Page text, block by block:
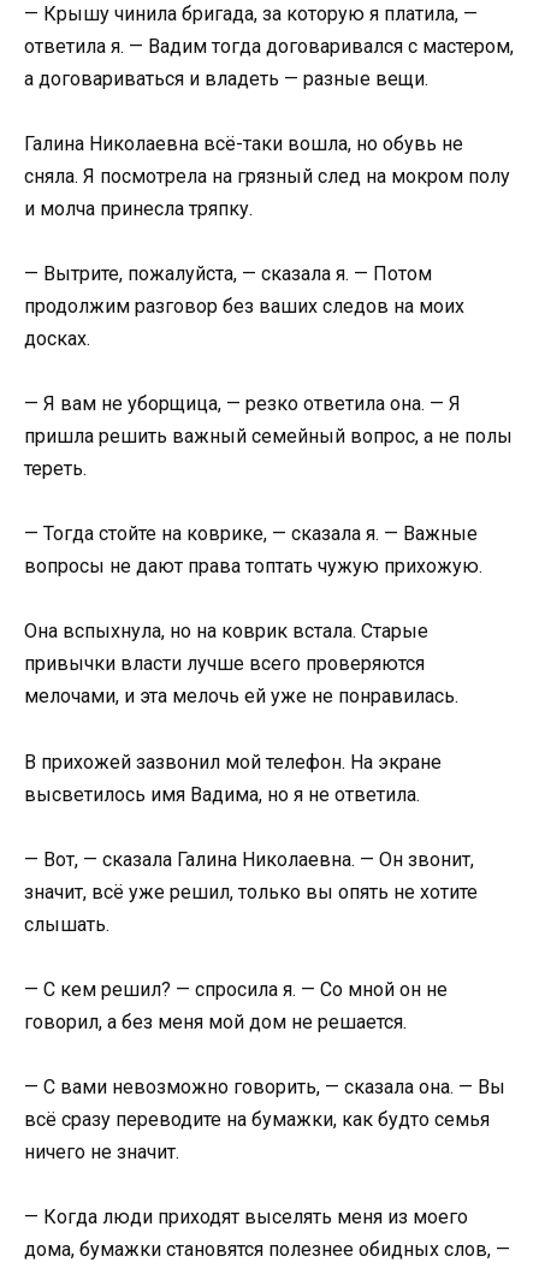
— Крышу чинила бригада, за которую я платила, —
ответила я. — Вадим тогда договаривался с мастером,
а договариваться и владеть — разные вещи.
Галина Николаевна всё-таки вошла, но обувь не
сняла. Я посмотрела на грязный след на мокром полу
и молча принесла тряпку.
— Вытрите, пожалуйста, — сказала я. — Потом
продолжим разговор без ваших следов на моих
досках.
— Я вам не уборщица, — резко ответила она. — Я
пришла решить важный семейный вопрос, а не полы
тереть.
— Тогда стойте на коврике, — сказала я. — Важные
вопросы не дают права топтать чужую прихожую.
Она вспыхнула, но на коврик встала. Старые
привычки власти лучше всего проверяются
мелочами, и эта мелочь ей уже не понравилась.
В прихожей зазвонил мой телефон. На экране
высветилось имя Вадима, но я не ответила.
— Вот, — сказала Галина Николаевна. — Он звонит,
значит, всё уже решил, только вы опять не хотите
слышать.
— С кем решил? — спросила я. — Со мной он не
говорил, а без меня мой дом не решается.
— С вами невозможно говорить, — сказала она. — Вы
всё сразу переводите на бумажки, как будто семья
ничего не значит.
— Когда люди приходят выселять меня из моего
дома, бумажки становятся полезнее обидных слов, —